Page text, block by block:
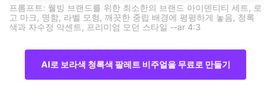
프롬프트: 웰빙 브랜드를 위한 최소한의 브랜드 아이덴티티 세트, 로
고 마크, 명함, 라벨 모형, 깨끗한 중립 배경에 평평하게 놓음, 청록
색과 자수정 악센트, 프리미엄 모던 스타일 --ar 4:3
AI로 보라색 청록색 팔레트 비주얼을 무료로 만들기